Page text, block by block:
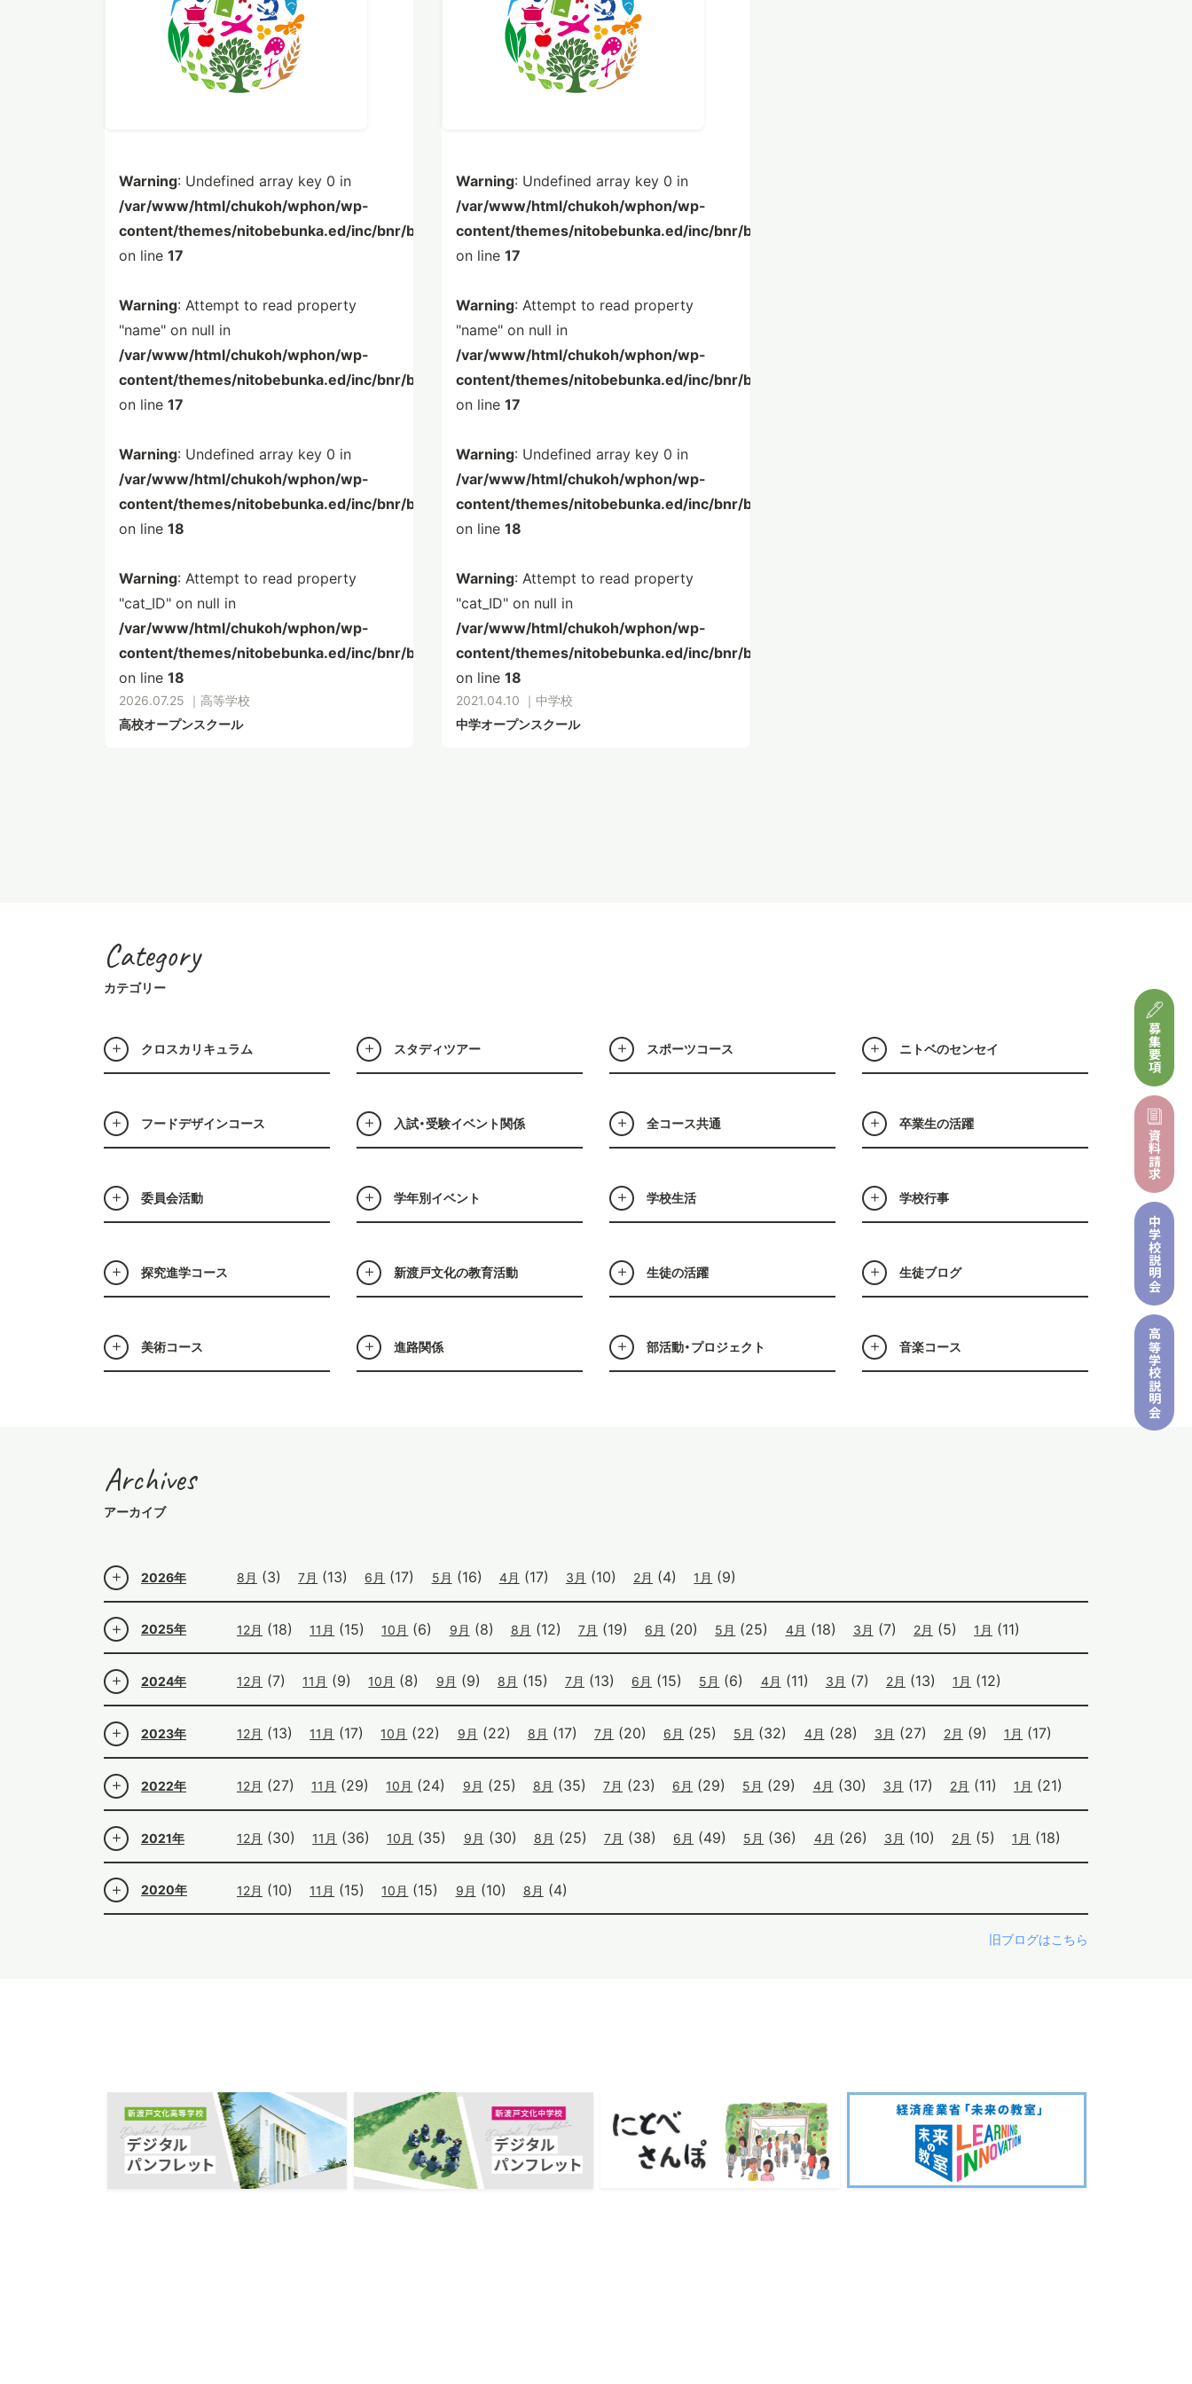
募集要項
資料請求
中学校
説明会
高等学校
説明会
Warning: Undefined array key 0 in
/var/www/html/chukoh/wphon/wp-
content/themes/nitobebunka.ed/inc/bnr/bnr.php
on line 17
Warning: Attempt to read property
"name" on null in
/var/www/html/chukoh/wphon/wp-
content/themes/nitobebunka.ed/inc/bnr/bnr.php
on line 17
Warning: Undefined array key 0 in
/var/www/html/chukoh/wphon/wp-
content/themes/nitobebunka.ed/inc/bnr/bnr.php
on line 18
Warning: Attempt to read property
"cat_ID" on null in
/var/www/html/chukoh/wphon/wp-
content/themes/nitobebunka.ed/inc/bnr/bnr.php
on line 18
2026.07.25 ｜ 高等学校
高校オープンスクール
Warning: Undefined array key 0 in
/var/www/html/chukoh/wphon/wp-
content/themes/nitobebunka.ed/inc/bnr/bnr.php
on line 17
Warning: Attempt to read property
"name" on null in
/var/www/html/chukoh/wphon/wp-
content/themes/nitobebunka.ed/inc/bnr/bnr.php
on line 17
Warning: Undefined array key 0 in
/var/www/html/chukoh/wphon/wp-
content/themes/nitobebunka.ed/inc/bnr/bnr.php
on line 18
Warning: Attempt to read property
"cat_ID" on null in
/var/www/html/chukoh/wphon/wp-
content/themes/nitobebunka.ed/inc/bnr/bnr.php
on line 18
2021.04.10 ｜ 中学校
中学オープンスクール
Category
カテゴリー
クロスカリキュラム スタディツアー スポーツコース ニトベのセンセイ
フードデザインコース 入試・受験イベント関係 全コース共通 卒業生の活躍
委員会活動 学年別イベント 学校生活 学校行事
探究進学コース 新渡戸文化の教育活動 生徒の活躍 生徒ブログ
美術コース 進路関係 部活動・プロジェクト 音楽コース
Archives
アーカイブ
2026年 8月 (3) 7月 (13) 6月 (17) 5月 (16) 4月 (17) 3月 (10) 2月 (4) 1月 (9)
2025年 12月 (18) 11月 (15) 10月 (6) 9月 (8) 8月 (12) 7月 (19) 6月 (20) 5月 (25) 4月 (18) 3月 (7) 2月 (5) 1月 (11)
2024年 12月 (7) 11月 (9) 10月 (8) 9月 (9) 8月 (15) 7月 (13) 6月 (15) 5月 (6) 4月 (11) 3月 (7) 2月 (13) 1月 (12)
2023年 12月 (13) 11月 (17) 10月 (22) 9月 (22) 8月 (17) 7月 (20) 6月 (25) 5月 (32) 4月 (28) 3月 (27) 2月 (9) 1月 (17)
2022年 12月 (27) 11月 (29) 10月 (24) 9月 (25) 8月 (35) 7月 (23) 6月 (29) 5月 (29) 4月 (30) 3月 (17) 2月 (11) 1月 (21)
2021年 12月 (30) 11月 (36) 10月 (35) 9月 (30) 8月 (25) 7月 (38) 6月 (49) 5月 (36) 4月 (26) 3月 (10) 2月 (5) 1月 (18)
2020年 12月 (10) 11月 (15) 10月 (15) 9月 (10) 8月 (4)
旧ブログはこちら